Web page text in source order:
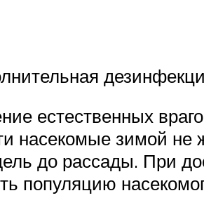
естественных
насекомые зимой не
до рассады. При
популяцию